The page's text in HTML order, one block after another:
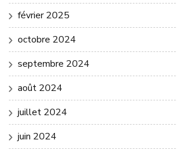
février 2025
octobre 2024
septembre 2024
août 2024
juillet 2024
juin 2024